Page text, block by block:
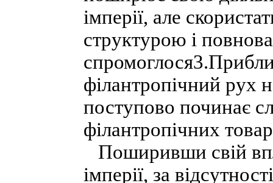
імперії, але
структурою і
філантропічний рух
поступово починає
філантропічних
Поширивши свій
імперії, за